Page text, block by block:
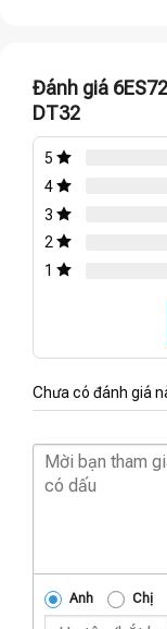
Đánh giá
DT32
5
4
3
2
1
Chưa có đánh giá
Anh Chị